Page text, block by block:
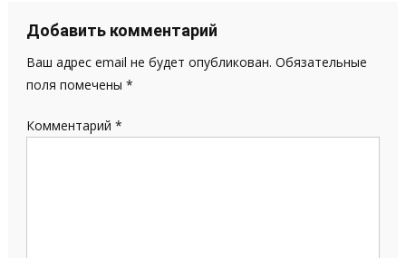
записям
Добавить комментарий
Ваш адрес email не будет опубликован. Обязательные
поля помечены *
Комментарий *